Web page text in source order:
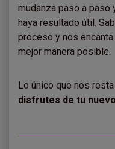
mudanza paso a
haya resultado útil.
proceso y nos
mejor manera posible.
Lo único que nos
disfrutes de tu